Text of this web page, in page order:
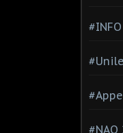
#NAO